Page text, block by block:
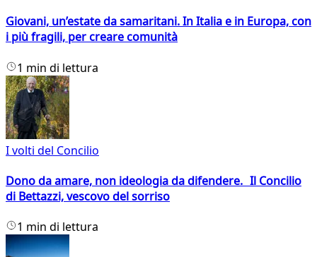
Giovani, un’estate da samaritani. In Italia e in Europa, con
i più fragili, per creare comunità
1 min di lettura
I volti del Concilio
Dono da amare, non ideologia da difendere. Il Concilio
di Bettazzi, vescovo del sorriso
1 min di lettura